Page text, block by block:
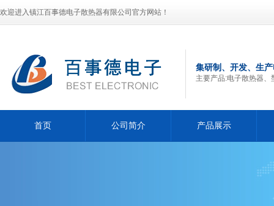
欢迎进入镇江百事德电子散热器有限公司官方网站！
集研制、开发、生
主要产品:电子散热器
首页 公司简介 产品展示